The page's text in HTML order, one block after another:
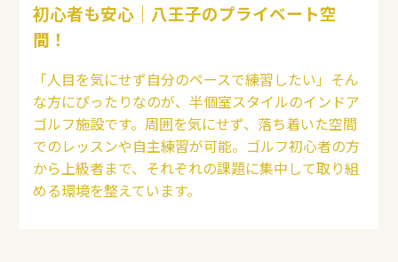
初心者も安心｜八王子のプライベート空
間！
「人目を気にせず自分のペースで練習したい」そん
な方にぴったりなのが、半個室スタイルのインドア
ゴルフ施設です。周囲を気にせず、落ち着いた空間
でのレッスンや自主練習が可能。ゴルフ初心者の方
から上級者まで、それぞれの課題に集中して取り組
める環境を整えています。